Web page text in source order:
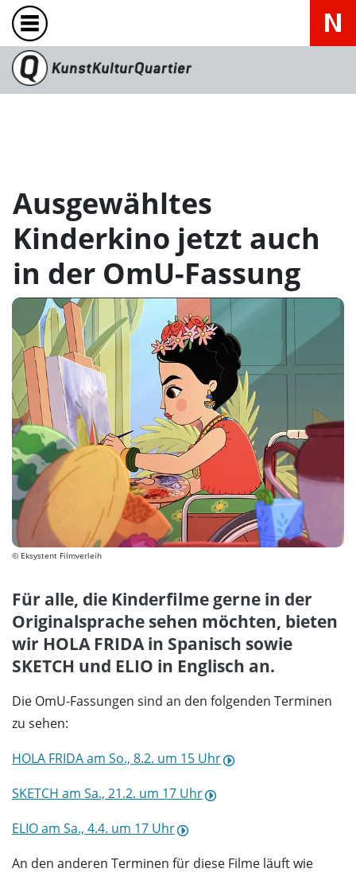
Ausgewähltes
Kinderkino jetzt auch
in der OmU-Fassung
Für alle, die Kinderfilme gerne in der
Originalsprache sehen möchten, bieten
wir HOLA FRIDA in Spanisch sowie
SKETCH und ELIO in Englisch an.
Die OmU-Fassungen sind an den folgenden Terminen
zu sehen:
HOLA FRIDA am So., 8.2. um 15 Uhr
SKETCH am Sa., 21.2. um 17 Uhr
ELIO am Sa., 4.4. um 17 Uhr
An den anderen Terminen für diese Filme läuft wie
© Eksystent Filmverleih